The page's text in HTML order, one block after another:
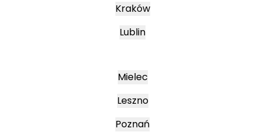
Kraków
Lublin
Mielec
Leszno
Poznań